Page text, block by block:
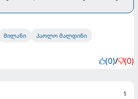
მილანი პაოლო მალდინი
(0)/ (0)
1